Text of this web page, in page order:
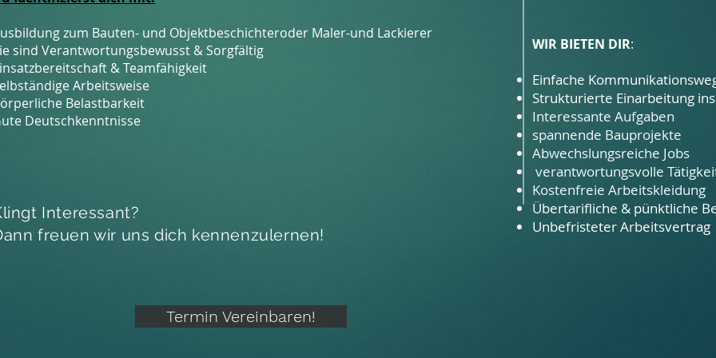
zum Bauten- und Objektbeschichteroder Maler-und Lackierer
sind Verantwortungsbewusst & Sorgfältig
& Teamfähigkeit
Arbeitsweise
Belastbarkeit
Deutschkenntnisse
Interessant?
freuen wir uns dich kennenzulernen!
Termin Vereinbaren!
WIR BIETEN DIR:
Einfache
Strukturierte Einarbeitung
Interessante Aufgaben
spannende Bauprojekte
Abwechslungsreiche Jobs
verantwortungsvolle
​Kostenfreie Arbeitskleidung
Übertarifliche & pünktliche
Unbefristeter Arbeitsvertrag